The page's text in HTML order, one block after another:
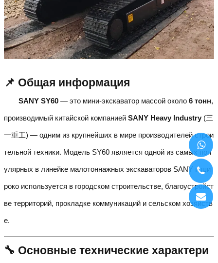
📌 Общая информация
SANY SY60 — это мини-экскаватор массой около 6 тонн,
производимый китайской компанией SANY Heavy Industry (三
一重工) — одним из крупнейших в мире производителей строи
тельной техники. Модель SY60 является одной из самых поп
улярных в линейке малотоннажных экскаваторов SANY и ши
роко используется в городском строительстве, благоустройст
ве территорий, прокладке коммуникаций и сельском хозяйств
е.
🔧 Основные технические характери